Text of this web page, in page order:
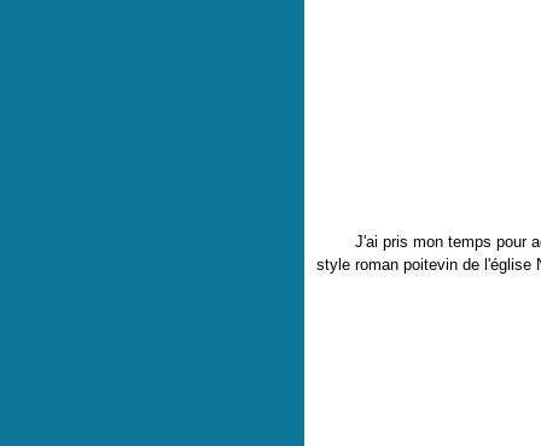
J'ai pris mon temps pour
style roman poitevin de l'église